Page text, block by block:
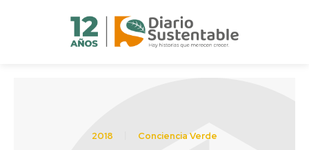
2018 Conciencia Verde